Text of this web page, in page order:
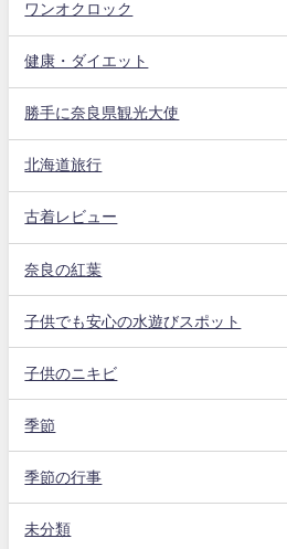
ワンオクロック
健康・ダイエット
勝手に奈良県観光大使
北海道旅行
古着レビュー
奈良の紅葉
子供でも安心の水遊びスポット
子供のニキビ
季節
季節の行事
未分類